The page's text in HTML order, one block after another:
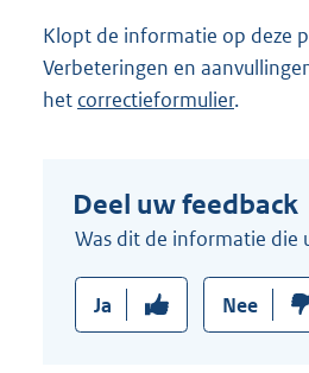
Klopt de informatie op deze
Verbeteringen en
het correctieformulier.
Deel uw feedback
Was dit de informatie die
Ja Nee